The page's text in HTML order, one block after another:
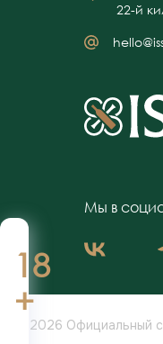
22-й
Мы в
© 2026 Официальный
18
+